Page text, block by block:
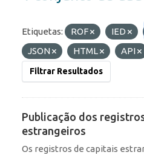
Etiquetas: ROF IED
JSON
HTML API
Filtrar Resultados
Publicação dos
estrangeiros
Os registros de capitais